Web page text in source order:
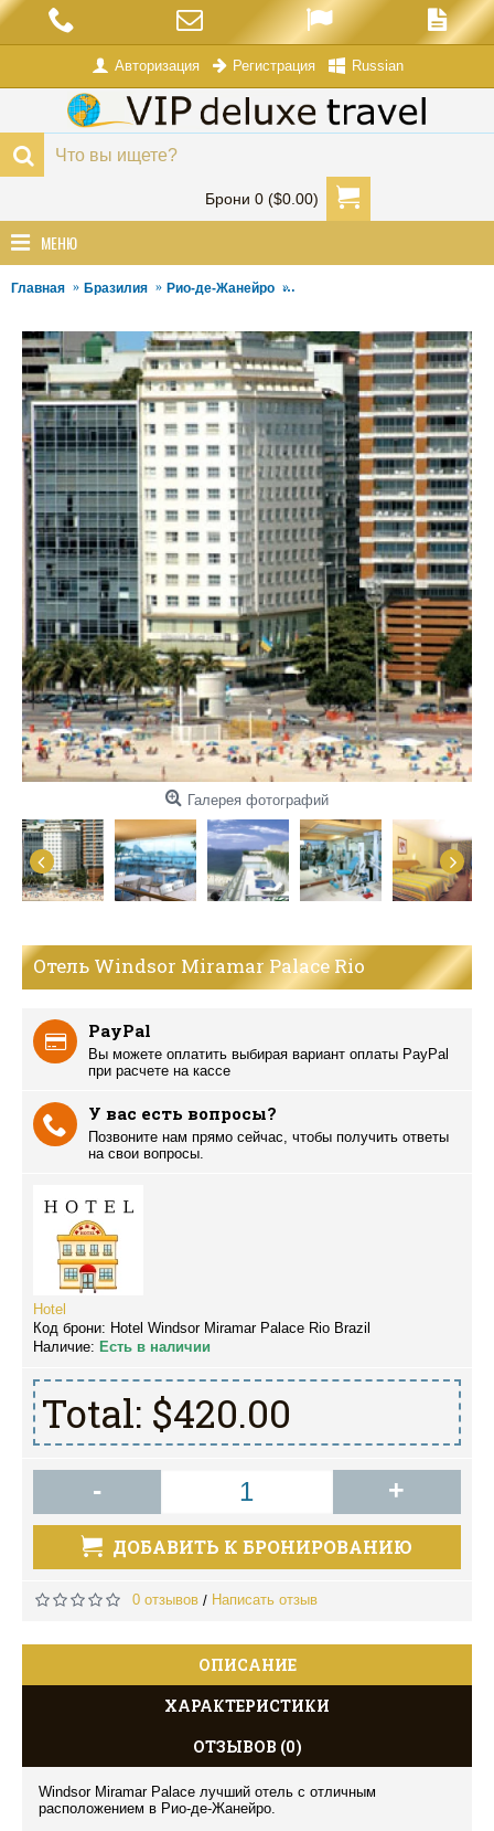
Авторизация Регистрация Russian
Брони 0 ($0.00)
МЕНЮ
Главная Бразилия Рио-де-Жанейро Отель Windsor Miramar Palace
Галерея фотографий
Отель Windsor Miramar Palace Rio
PayPal
Вы можете оплатить выбирая вариант оплаты PayPal
при расчете на кассе
У вас есть вопросы?
Позвоните нам прямо сейчас, чтобы получить ответы
на свои вопросы.
Hotel
Код брони: Hotel Windsor Miramar Palace Rio Brazil
Наличие: Есть в наличии
Total: $420.00
- +
ДОБАВИТЬ К БРОНИРОВАНИЮ
0 отзывов / Написать отзыв
ОПИСАНИЕ
ХАРАКТЕРИСТИКИ
ОТЗЫВОВ (0)
Windsor Miramar Palace лучший отель с отличным
расположением в Рио-де-Жанейро.